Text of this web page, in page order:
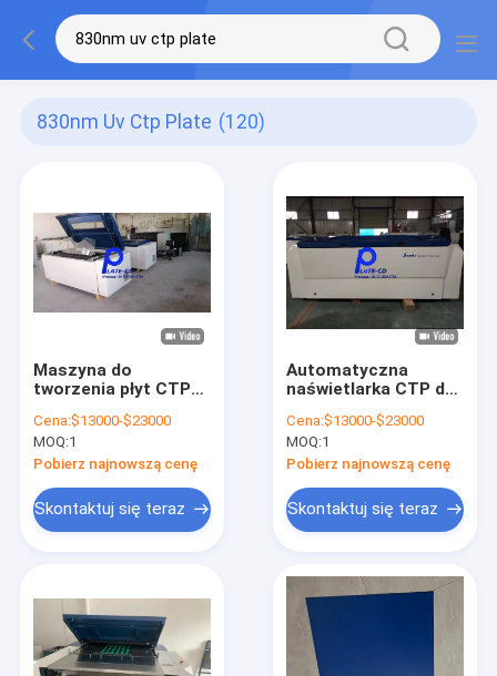
830nm Uv Ctp Plate (120)
Maszyna do
tworzenia płyt CTP
150m/min Nowa lub
używana
Cena:$13000-$23000
MOQ:1
Pobierz najnowszą cenę
Skontaktuj się teraz
Automatyczna
naświetlarka CTP do
5.5KVA 1130*920mm
Maksymalny format
Cena:$13000-$23000
MOQ:1
Pobierz najnowszą cenę
Skontaktuj się teraz